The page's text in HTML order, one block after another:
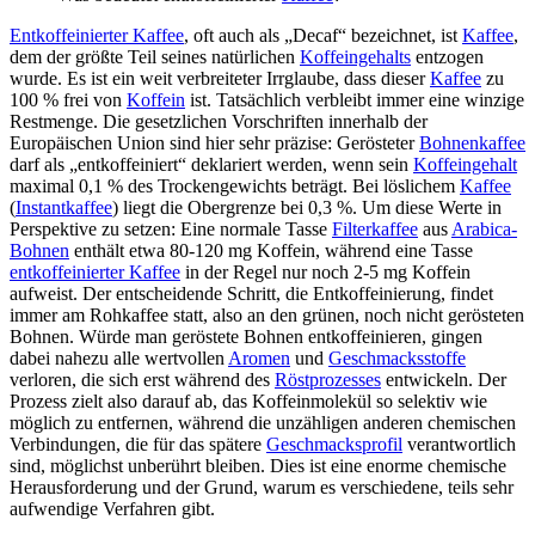
Entkoffeinierter Kaffee, oft auch als „Decaf“ bezeichnet, ist Kaffee,
dem der größte Teil seines natürlichen Koffeingehalts entzogen
wurde. Es ist ein weit verbreiteter Irrglaube, dass dieserKaffee zu
100 % frei von Koffein ist. Tatsächlich verbleibt immer eine winzige
Restmenge. Die gesetzlichen Vorschriften innerhalb der
Europäischen Union sind hier sehr präzise: GerösteterBohnenkaffee
darf als „entkoffeiniert“ deklariert werden, wenn sein Koffeingehalt
maximal 0,1 % des Trockengewichts beträgt. Bei löslichem Kaffee
(Instantkaffee) liegt die Obergrenze bei 0,3 %. Um diese Werte in
Perspektive zu setzen: Eine normale Tasse Filterkaffee aus Arabica-
Bohnen enthält etwa 80-120 mg Koffein, während eine Tasse
entkoffeinierter Kaffee in der Regel nur noch 2-5 mg Koffein
aufweist. Der entscheidende Schritt, die Entkoffeinierung, findet
immer am Rohkaffee statt, also an den grünen, noch nicht gerösteten
Bohnen. Würde man geröstete Bohnen entkoffeinieren, gingen
dabei nahezu alle wertvollen Aromen und Geschmacksstoffe
verloren, die sich erst während des Röstprozesses entwickeln. Der
Prozess zielt also darauf ab, das Koffeinmolekül so selektiv wie
möglich zu entfernen, während die unzähligen anderen chemischen
Verbindungen, die für das spätere Geschmacksprofil verantwortlich
sind, möglichst unberührt bleiben. Dies ist eine enorme chemische
Herausforderung und der Grund, warum es verschiedene, teils sehr
aufwendige Verfahren gibt.